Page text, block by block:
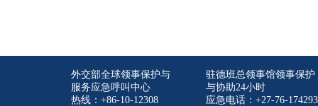
外交部全球领事保护与
服务应急呼叫中心
热线：+86-10-12308
驻德班总领事馆领事保护
与协助24小时
应急电话：+27-76-